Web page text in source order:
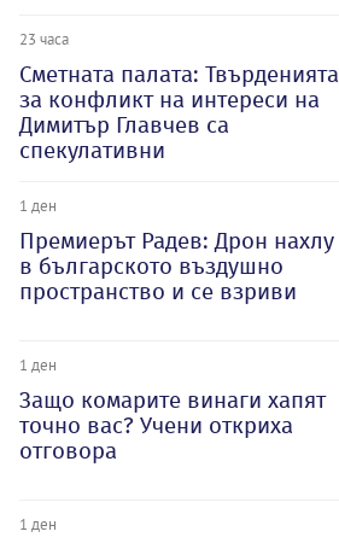
23 часа
Сметната палата: Твърденията
за конфликт на интереси на
Димитър Главчев са
спекулативни
1 ден
Премиерът Радев: Дрон нахлу
в българското въздушно
пространство и се взриви
1 ден
Защо комарите винаги хапят
точно вас? Учени откриха
отговора
1 ден